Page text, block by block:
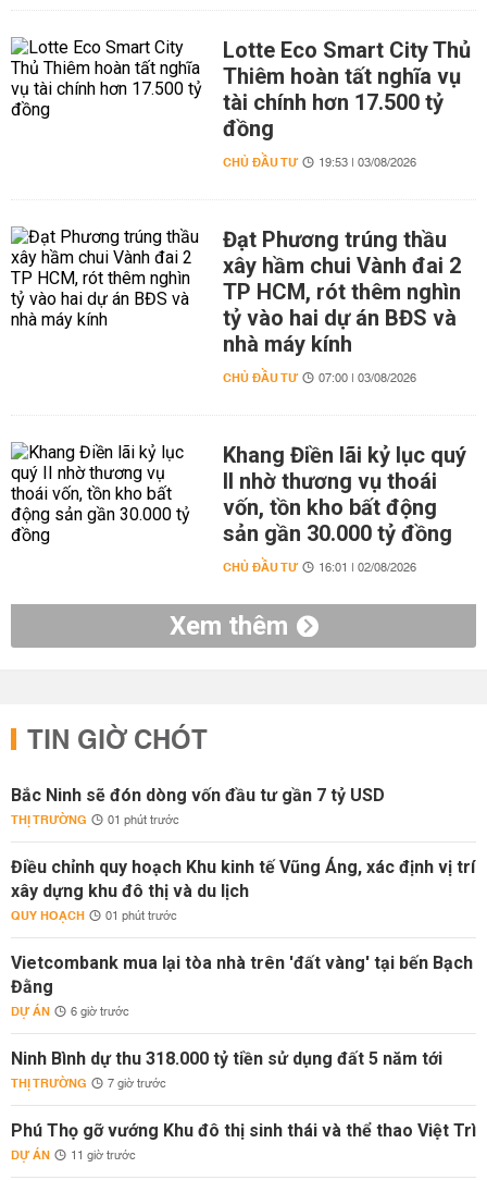
Lotte Eco Smart City Thủ
Thiêm hoàn tất nghĩa vụ
tài chính hơn 17.500 tỷ
đồng
CHỦ ĐẦU TƯ 19:53 | 03/08/2026
Đạt Phương trúng thầu
xây hầm chui Vành đai 2
TP HCM, rót thêm nghìn
tỷ vào hai dự án BĐS và
nhà máy kính
CHỦ ĐẦU TƯ 07:00 | 03/08/2026
Khang Điền lãi kỷ lục quý
II nhờ thương vụ thoái
vốn, tồn kho bất động
sản gần 30.000 tỷ đồng
CHỦ ĐẦU TƯ 16:01 | 02/08/2026
Xem thêm
TIN GIỜ CHÓT
Bắc Ninh sẽ đón dòng vốn đầu tư gần 7 tỷ USD
THỊ TRƯỜNG 01 phút trước
Điều chỉnh quy hoạch Khu kinh tế Vũng Áng, xác định vị trí
xây dựng khu đô thị và du lịch
QUY HOẠCH 01 phút trước
Vietcombank mua lại tòa nhà trên 'đất vàng' tại bến Bạch
Đằng
DỰ ÁN 6 giờ trước
Ninh Bình dự thu 318.000 tỷ tiền sử dụng đất 5 năm tới
THỊ TRƯỜNG 7 giờ trước
Phú Thọ gỡ vướng Khu đô thị sinh thái và thể thao Việt Trì
DỰ ÁN 11 giờ trước